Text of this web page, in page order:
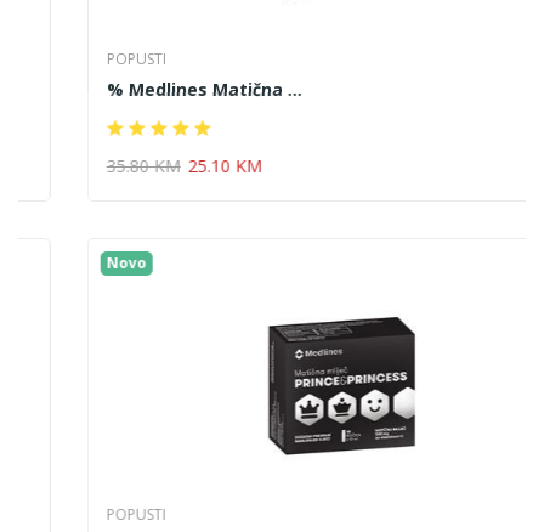
% Medlines Matična ...
35.80 KM 25.10 KM